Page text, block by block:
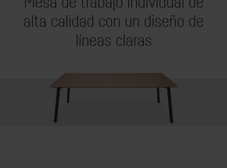
alta calidad con un diseño de
líneas claras